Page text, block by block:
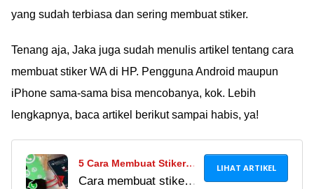
yang sudah terbiasa dan sering membuat stiker.
Tenang aja, Jaka juga sudah menulis artikel tentang cara
membuat stiker WA di HP. Pengguna Android maupun
iPhone sama-sama bisa mencobanya, kok. Lebih
lengkapnya, baca artikel berikut sampai habis, ya!
5 Cara Membuat Stiker
WA (WhatsApp) Sendiri
Cara membuat stiker
LIHAT ARTIKEL